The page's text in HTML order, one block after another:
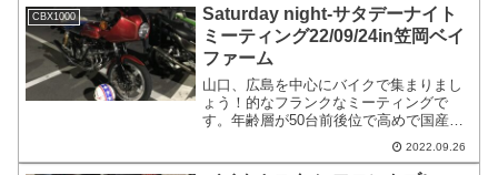
CBX1000
Saturday night-サタデーナイト
ミーティング22/09/24in笠岡ベイ
ファーム
山口、広島を中心にバイクで集まりまし
ょう！的なフランクなミーティングで
す。年齢層が50台前後位で高めで国産旧
て、集まっているような感じです。私は
2022.09.26